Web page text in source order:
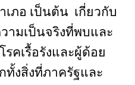
ภอ เป็นต้น เกี่ยวกับ
มเป็นจริงที่พบและ
คเรื้อรังและผู้ด้อย
ทั้งสิ่งที่ภาครัฐและ